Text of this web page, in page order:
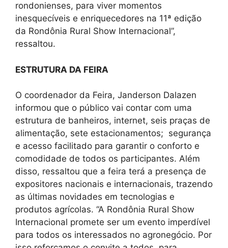
rondonienses, para viver momentos
inesquecíveis e enriquecedores na 11ª edição
da Rondônia Rural Show Internacional”,
ressaltou.
ESTRUTURA DA FEIRA
O coordenador da Feira, Janderson Dalazen
informou que o público vai contar com uma
estrutura de banheiros, internet, seis praças de
alimentação, sete estacionamentos; segurança
e acesso facilitado para garantir o conforto e
comodidade de todos os participantes. Além
disso, ressaltou que a feira terá a presença de
expositores nacionais e internacionais, trazendo
as últimas novidades em tecnologias e
produtos agrícolas. “A Rondônia Rural Show
Internacional promete ser um evento imperdível
para todos os interessados no agronegócio. Por